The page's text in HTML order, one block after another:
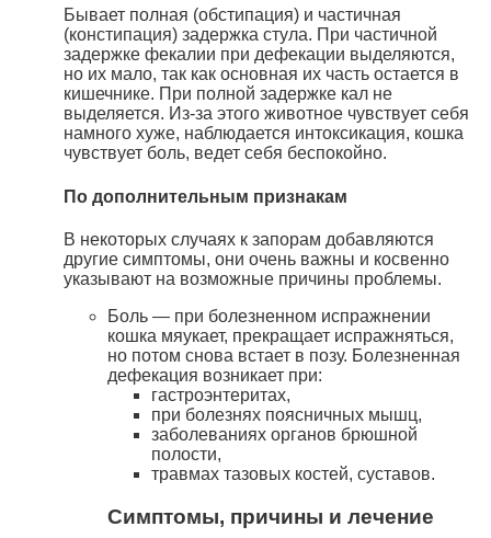
Бывает полная (обстипация) и частичная
(констипация) задержка стула. При частичной
задержке фекалии при дефекации выделяются,
но их мало, так как основная их часть остается в
кишечнике. При полной задержке кал не
выделяется. Из-за этого животное чувствует себя
намного хуже, наблюдается интоксикация, кошка
чувствует боль, ведет себя беспокойно.
По дополнительным признакам
В некоторых случаях к запорам добавляются
другие симптомы, они очень важны и косвенно
указывают на возможные причины проблемы.
Боль — при болезненном испражнении
кошка мяукает, прекращает испражняться,
но потом снова встает в позу. Болезненная
дефекация возникает при:
гастроэнтеритах,
при болезнях поясничных мышц,
заболеваниях органов брюшной
полости,
травмах тазовых костей, суставов.
Симптомы, причины и лечение